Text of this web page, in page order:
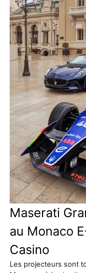
Maserati
au Monaco
Casino
Les projecteurs sont